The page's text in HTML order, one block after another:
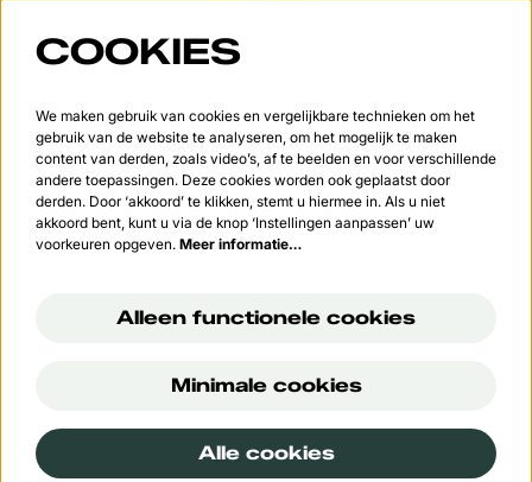
Meld je aan voor de nieuwsbrief
Aanmelden
Data Processing Addendum van Google.
© Cultuurcentrum 't Vondel
Powered byCultureSuite
COOKIES
We maken gebruik van cookies en vergelijkbare technieken om het
gebruik van de website te analyseren, om het mogelijk te maken
content van derden, zoals video’s, af te beelden en voor verschillende
andere toepassingen. Deze cookies worden ook geplaatst door
derden. Door ‘akkoord’ te klikken, stemt u hiermee in. Als u niet
akkoord bent, kunt u via de knop ‘Instellingen aanpassen’ uw
voorkeuren opgeven. Meer informatie…
Alleen functionele cookies
Minimale cookies
Alle cookies